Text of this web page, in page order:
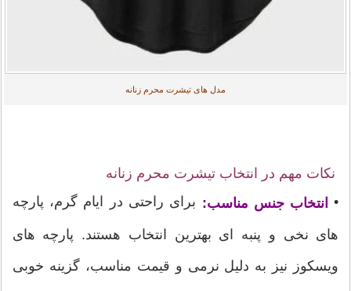
مدل های تیشرت محرم زنانه
نکات مهم در انتخاب تیشرت محرم زنانه
• انتخاب جنس مناسب: برای راحتی در ایام گرم، پارچه
های نخی و پنبه ای بهترین انتخاب هستند. پارچه های
ویسکوز نیز به دلیل نرمی و قیمت مناسب، گزینه خوبی